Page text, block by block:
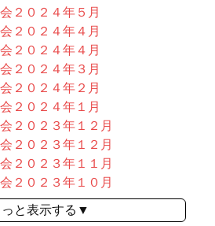
２０２４年５月
２０２４年４月
２０２４年４月
２０２４年３月
２０２４年２月
２０２４年１月
２０２３年１２月
２０２３年１２月
２０２３年１１月
２０２３年１０月
っと表示する▼